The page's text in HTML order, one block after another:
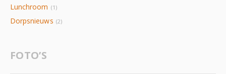
Lunchroom (1)
Dorpsnieuws (2)
FOTO’S